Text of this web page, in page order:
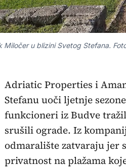
Miločer u blizini Svetog Stefana.
Adriatic Properties i
Stefanu uoči ljetnje
funkcioneri iz Budve
srušili ograde. Iz
odmaralište zatvaraju jer
privatnost na plažama